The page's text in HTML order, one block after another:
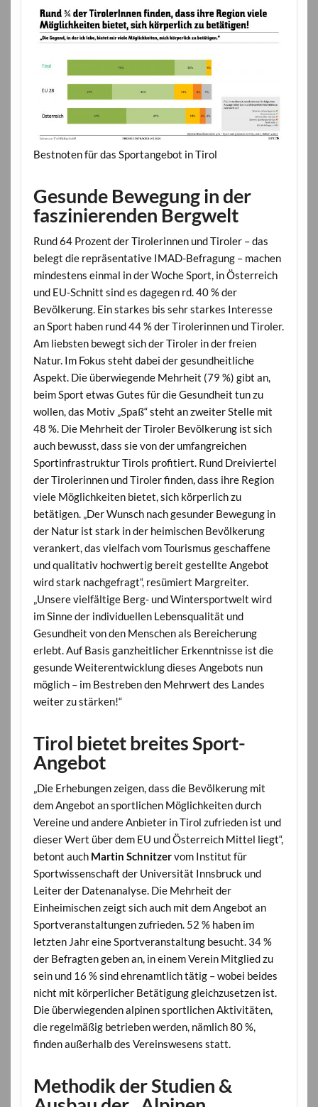
Bestnoten für das Sportangebot in Tirol
Gesunde Bewegung in der
faszinierenden Bergwelt
Rund 64 Prozent der Tirolerinnen und Tiroler – das
belegt die repräsentative IMAD-Befragung – machen
mindestens einmal in der Woche Sport, in Österreich
und EU-Schnitt sind es dagegen rd. 40 % der
Bevölkerung. Ein starkes bis sehr starkes Interesse
an Sport haben rund 44 % der Tirolerinnen und Tiroler.
Am liebsten bewegt sich der Tiroler in der freien
Natur. Im Fokus steht dabei der gesundheitliche
Aspekt. Die überwiegende Mehrheit (79 %) gibt an,
beim Sport etwas Gutes für die Gesundheit tun zu
wollen, das Motiv „Spaß“ steht an zweiter Stelle mit
48 %. Die Mehrheit der Tiroler Bevölkerung ist sich
auch bewusst, dass sie von der umfangreichen
Sportinfrastruktur Tirols profitiert. Rund Dreiviertel
der Tirolerinnen und Tiroler finden, dass ihre Region
viele Möglichkeiten bietet, sich körperlich zu
betätigen. „Der Wunsch nach gesunder Bewegung in
der Natur ist stark in der heimischen Bevölkerung
verankert, das vielfach vom Tourismus geschaffene
und qualitativ hochwertig bereit gestellte Angebot
wird stark nachgefragt“, resümiert Margreiter.
„Unsere vielfältige Berg- und Wintersportwelt wird
im Sinne der individuellen Lebensqualität und
Gesundheit von den Menschen als Bereicherung
erlebt. Auf Basis ganzheitlicher Erkenntnisse ist die
gesunde Weiterentwicklung dieses Angebots nun
möglich – im Bestreben den Mehrwert des Landes
weiter zu stärken!“
Tirol bietet breites Sport-
Angebot
„Die Erhebungen zeigen, dass die Bevölkerung mit
dem Angebot an sportlichen Möglichkeiten durch
Vereine und andere Anbieter in Tirol zufrieden ist und
dieser Wert über dem EU und Österreich Mittel liegt“,
betont auch Martin Schnitzervom Institut für
Sportwissenschaft der Universität Innsbruck und
Leiter der Datenanalyse. Die Mehrheit der
Einheimischen zeigt sich auch mit dem Angebot an
Sportveranstaltungen zufrieden. 52 % haben im
letzten Jahr eine Sportveranstaltung besucht. 34 %
der Befragten geben an, in einem Verein Mitglied zu
sein und 16 % sind ehrenamtlich tätig – wobei beides
nicht mit körperlicher Betätigung gleichzusetzen ist.
Die überwiegenden alpinen sportlichen Aktivitäten,
die regelmäßig betrieben werden, nämlich 80 %,
finden außerhalb des Vereinswesens statt.
Methodik der Studien &